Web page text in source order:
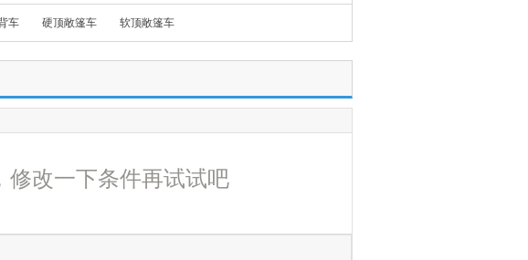
车 硬顶敞篷车 软顶敞篷车
修改一下条件再试试吧